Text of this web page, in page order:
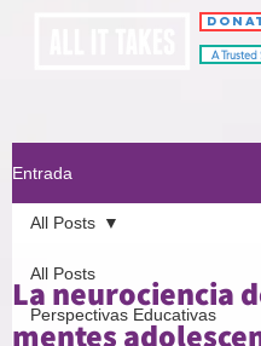
A Trusted
Entrada
All Posts
Perspectivas Educativas
All Posts
La neurociencia
mentes